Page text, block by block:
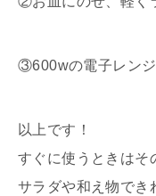
③600wの電子レンジ
以上です！
すぐに使うときはそ
サラダや和え物でき